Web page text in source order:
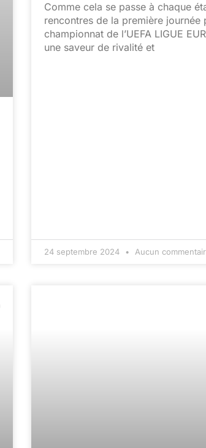
Comme cela se passe à chaque
rencontres de la première journée
championnat de l’UEFA LIGUE
une saveur de rivalité et
24 septembre 2024 Aucun